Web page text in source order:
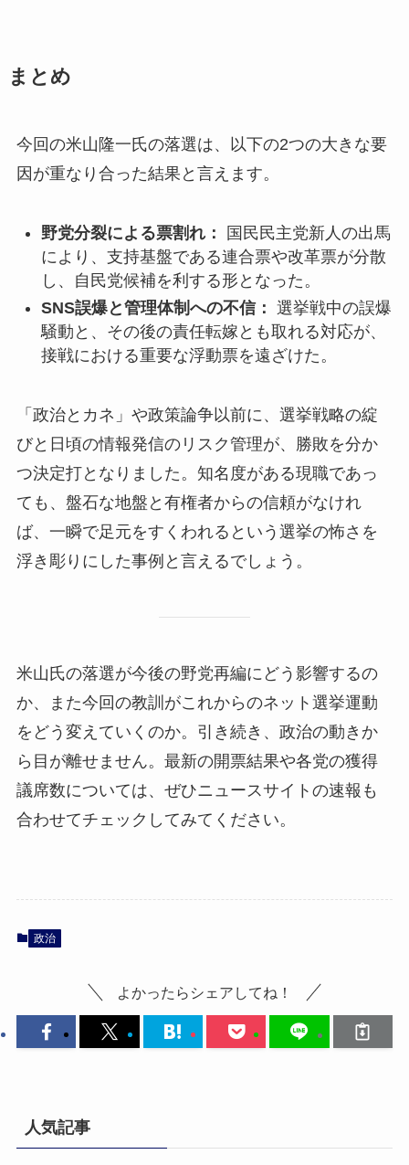
まとめ
今回の米山隆一氏の落選は、以下の2つの大きな要
因が重なり合った結果と言えます。
野党分裂による票割れ：
国民民主党新人の出馬
により、支持基盤である連合票や改革票が分散
し、自民党候補を利する形となった。
SNS誤爆と管理体制への不信： 選挙戦中の誤爆
騒動と、その後の責任転嫁とも取れる対応が、
接戦における重要な浮動票を遠ざけた。
「政治とカネ」や政策論争以前に、選挙戦略の綻
びと日頃の情報発信のリスク管理が、勝敗を分か
つ決定打となりました。知名度がある現職であっ
ても、盤石な地盤と有権者からの信頼がなけれ
ば、一瞬で足元をすくわれるという選挙の怖さを
浮き彫りにした事例と言えるでしょう。
米山氏の落選が今後の野党再編にどう影響するの
か、また今回の教訓がこれからのネット選挙運動
をどう変えていくのか。引き続き、政治の動きか
ら目が離せません。最新の開票結果や各党の獲得
議席数については、ぜひニュースサイトの速報も
合わせてチェックしてみてください。
政治
よかったらシェアしてね！
人気記事